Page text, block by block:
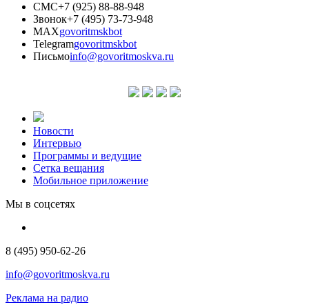
СМС+7 (925) 88-88-948
Звонок+7 (495) 73-73-948
MAXgovoritmskbot
Telegramgovoritmskbot
Письмоinfo@govoritmoskva.ru
Новости
Интервью
Программы и ведущие
Сетка вещания
Мобильное приложение
Мы в соцсетях
8 (495) 950-62-26
info@govoritmoskva.ru
Реклама на радио